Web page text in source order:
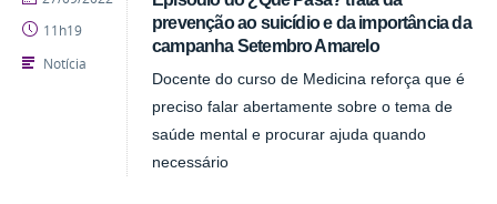
prevenção ao suicídio e da importância da
campanha Setembro Amarelo
Docente do curso de Medicina reforça que é
preciso falar abertamente sobre o tema de
saúde mental e procurar ajuda quando
necessário
11h19
Notícia